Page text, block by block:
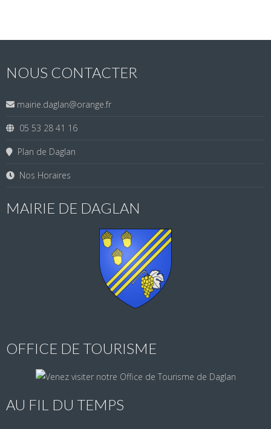
NOUS CONTACTER
mairie.daglan@orange.fr
05 53 28 41 16
Plan de Daglan
Nos Horaires
MAIRIE DE DAGLAN
OFFICE DE TOURISME
AU FIL DU TEMPS